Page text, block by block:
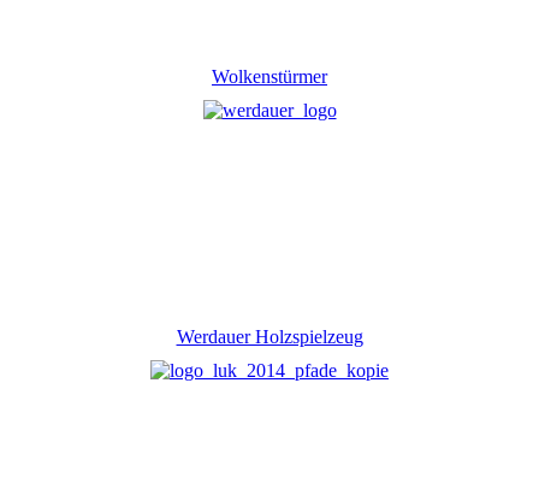
Wolkenstürmer
Werdauer Holzspielzeug